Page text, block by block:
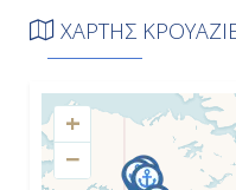
ΧΑΡΤΗΣ
+
−